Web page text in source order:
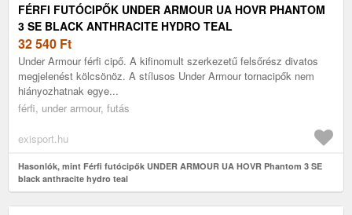
FÉRFI FUTÓCIPŐK UNDER ARMOUR UA HOVR PHANTOM
3 SE BLACK ANTHRACITE HYDRO TEAL
32 540 Ft
Under Armour férfi cipő. A kifinomult szerkezetű felsőrész divatos
megjelenést kölcsönöz. A stílusos Under Armour tornacipők nem
hiányozhatnak egye...
férfi, under armour, futás
exisport.hu
Hasonlók, mint Férfi futócipők UNDER ARMOUR UA HOVR Phantom 3 SE
black anthracite hydro teal